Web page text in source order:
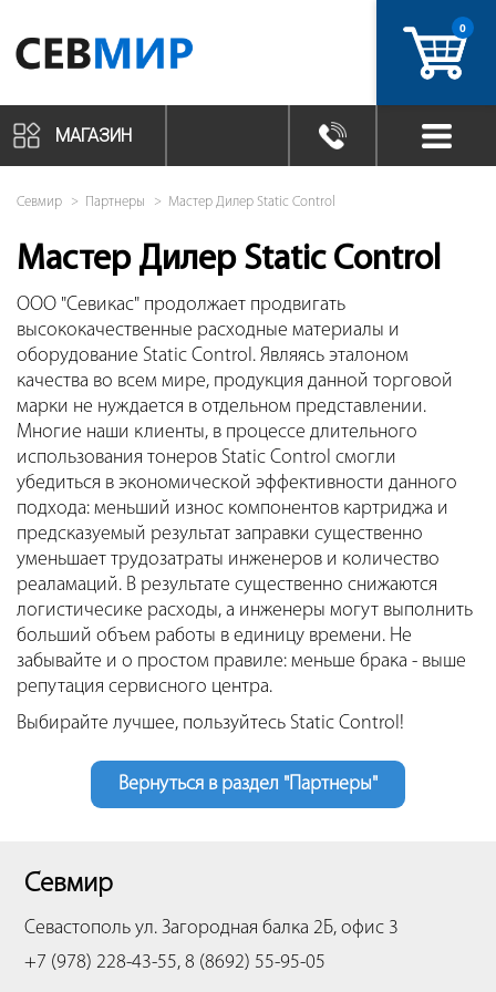
0
МАГАЗИН
Севмир Партнеры Мастер Дилер Static Control
Мастер Дилер Static Control
ООО "Севикас" продолжает продвигать
высококачественные расходные материалы и
оборудование Static Control. Являясь эталоном
качества во всем мире, продукция данной торговой
марки не нуждается в отдельном представлении.
Многие наши клиенты, в процессе длительного
использования тонеров Static Control смогли
убедиться в экономической эффективности данного
подхода: меньший износ компонентов картриджа и
предсказуемый результат заправки существенно
уменьшает трудозатраты инженеров и количество
реаламаций. В результате существенно снижаются
логистичесике расходы, а инженеры могут выполнить
больший объем работы в единицу времени. Не
забывайте и о простом правиле: меньше брака - выше
репутация сервисного центра.
Выбирайте лучшее, пользуйтесь Static Control!
Вернуться в раздел "Партнеры"
Севмир
Севастополь ул. Загородная балка 2Б, офис 3
+7 (978) 228-43-55, 8 (8692) 55-95-05